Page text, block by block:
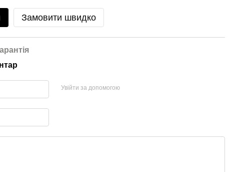
Замовити швидко
Увійти за допомогою